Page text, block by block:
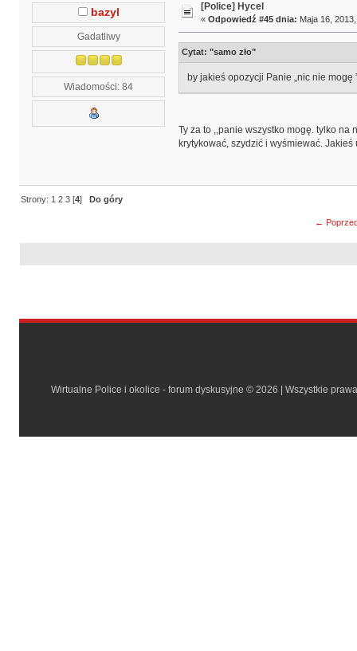
bazyl
Gadatliwy
Wiadomości: 84
[Police] Hycel
« Odpowiedź #45 dnia: Maja 16,
Cytat: "samo zło"
by jakieś opozycji Panie „nic nie
Ty za to ,,panie wszystko mogę. tylko
krytykować, szydzić i wyśmiewać. Jakieś
Strony: 1 2 3 [4]Do góry
←
Wirtualne Police i okolice - forum dyskusyjne © 2026 | Wszystkie